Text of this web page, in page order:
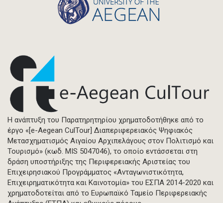
Η ανάπτυξη του Παρατηρητηρίου χρηματοδοτήθηκε από το
έργο «[e-Aegean CulTour] Διαπεριφερειακός Ψηφιακός
Μετασχηματισμός Αιγαίου Αρχιπελάγους στον Πολιτισμό και
Τουρισμό» (κωδ. MIS 5047046), το οποίο εντάσσεται στη
δράση υποστήριξης της Περιφερειακής Αριστείας του
Επιχειρησιακού Προγράμματος «Ανταγωνιστικότητα,
Επιχειρηματικότητα και Καινοτομία» του ΕΣΠΑ 2014-2020 και
χρηματοδοτείται από το Ευρωπαϊκό Ταμείο Περιφερειακής